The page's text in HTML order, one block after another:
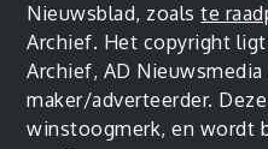
Nieuwsblad, zoalste
Archief. Het copyright
Archief, AD
maker/adverteerder.
winstoogmerk, en wordt